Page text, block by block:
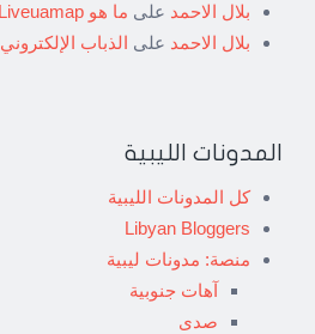
بلال الاحمد على ما هو Liveuamap
بلال الاحمد على الذباب الإلكتروني
المدونات الليبية
كل المدونات الليبية
Libyan Bloggers
منصة: مدونات ليبية
آهات جنوبية
صدى